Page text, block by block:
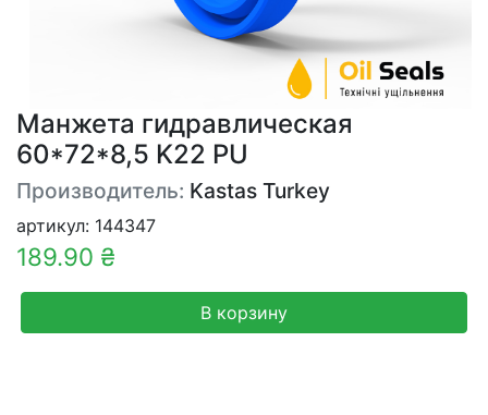
Манжета гидравлическая
60*72*8,5 K22 PU
Производитель: Kastas Turkey
артикул: 144347
189.90 ₴
В корзину